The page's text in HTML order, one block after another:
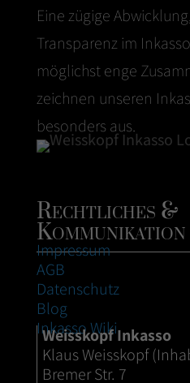
Eine zügige
Transparenz im
möglichst enge
zeichnen unseren
besonders aus.
Rechtliches &
Kommunikation
Impressum
AGB
Datenschutz
Blog
Inkasso Wiki
Weisskopf Inkasso
Klaus Weisskopf
Bremer Str. 7